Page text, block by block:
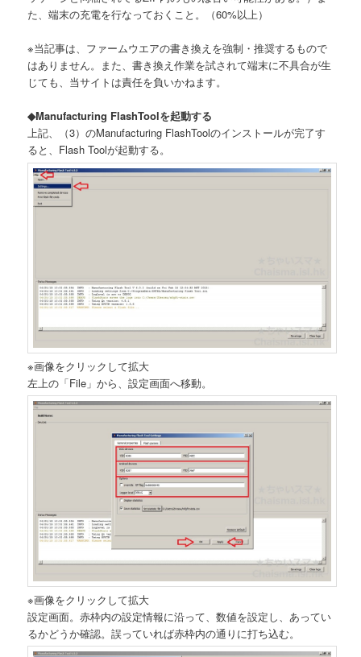
た、端末の充電を行なっておくこと。（60%以上）
※当記事は、ファームウエアの書き換えを強制・推奨するもので
はありません。また、書き換え作業を試されて端末に不具合が生
じても、当サイトは責任を負いかねます。
◆Manufacturing FlashToolを起動する
上記、（3）のManufacturing FlashToolのインストールが完了す
ると、Flash Toolが起動する。
※画像をクリックして拡大
左上の「File」から、設定画面へ移動。
※画像をクリックして拡大
設定画面。赤枠内の設定情報に沿って、数値を設定し、あってい
るかどうか確認。誤っていれば赤枠内の通りに打ち込む。